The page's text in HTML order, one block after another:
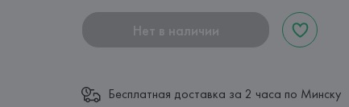
Нет в наличии
Бесплатная доставка за 2 часа по Минску